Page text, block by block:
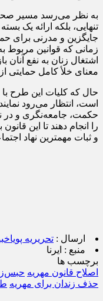
به نظر می‌رسد مسیر
تنهایی، بلکه ارائه یک
جایگزین و مدرنی برای
زمانی که قوانین مربوط
اشتغال زنان به نفع
معنای خلأ کامل حمایتی
حال که کلیات این طرح
است، انتظار می‌رود
حکمت، جامعه‌نگری و در
را انجام دهند تا این
و ثبات مهمترین نهاد
ارسال : تحریریه
منبع : ایرنا
برچسب ها
اصلاح قانون مهریه
حذف زندان برای مهریه